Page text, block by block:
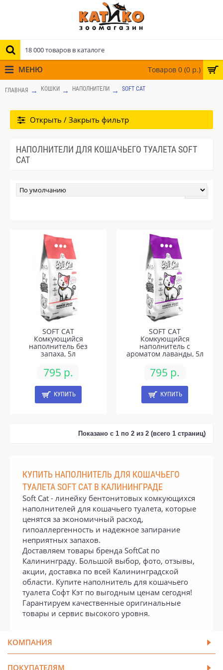
Товаров 0 (0 р.)
МЕНЮ
ГЛАВНАЯ КОШКИ НАПОЛНИТЕЛИ SOFT CAT
Открыть / Закрыть фильтр
НАПОЛНИТЕЛИ ДЛЯ КОШАЧЬЕГО ТУАЛЕТА SOFT
CAT
SOFT CAT
Комкующийся
наполнитель без
запаха, 5л
795 р.
КУПИТЬ
SOFT CAT
Комкующийся
наполнитель с
ароматом лаванды, 5л
795 р.
КУПИТЬ
Показано с 1 по 2 из 2 (всего 1 страниц)
КУПИТЬ НАПОЛНИТЕЛЬ ДЛЯ КОШАЧЬЕГО
ТУАЛЕТА SOFT CAT В КАЛИНИНГРАДЕ
Soft Cat - линейку бентонитовых комкующихся
наполнителей для кошачьего туалета, которые
ценятся за экономичный расход,
гипоаллергенность и надежное запирание
неприятных запахов.
Доставляем товары бренда SoftCat по
Калининграду. Большой выбор, фото, отзывы,
акции, доставка по всей Калининградской
области. Купите наполнитель для кошачьего
туалета Софт Кэт по выгодным ценам сегодня!
Гарантируем качественные оригинальные
товары и сервис высокого уровня.
КОМПАНИЯ
ПОКУПАТЕЛЯМ